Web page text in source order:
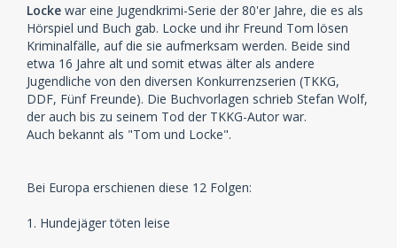
Locke war eine Jugendkrimi-Serie der 80'er Jahre, die es als
Hörspiel und Buch gab. Locke und ihr Freund Tom lösen
Kriminalfälle, auf die sie aufmerksam werden. Beide sind
etwa 16 Jahre alt und somit etwas älter als andere
Jugendliche von den diversen Konkurrenzserien (TKKG,
DDF, Fünf Freunde). Die Buchvorlagen schrieb Stefan Wolf,
der auch bis zu seinem Tod der TKKG-Autor war.
Auch bekannt als "Tom und Locke".
Bei Europa erschienen diese 12 Folgen:
1. Hundejäger töten leise